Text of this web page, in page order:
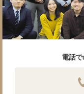
電話